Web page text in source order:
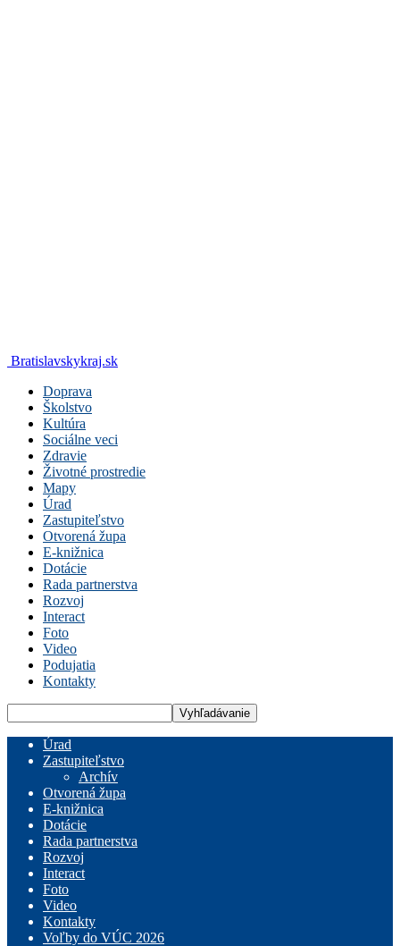
Bratislavskykraj.sk
Doprava
Školstvo
Kultúra
Sociálne veci
Zdravie
Životné prostredie
Mapy
Úrad
Zastupiteľstvo
Otvorená župa
E-knižnica
Dotácie
Rada partnerstva
Rozvoj
Interact
Foto
Video
Podujatia
Kontakty
Úrad
Zastupiteľstvo
Archív
Otvorená župa
E-knižnica
Dotácie
Rada partnerstva
Rozvoj
Interact
Foto
Video
Kontakty
Voľby do VÚC 2026